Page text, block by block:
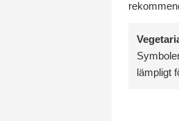
lämpligt